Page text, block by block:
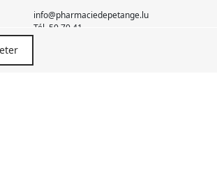
info@pharmaciedepetange.lu
Tél. 50 70 41